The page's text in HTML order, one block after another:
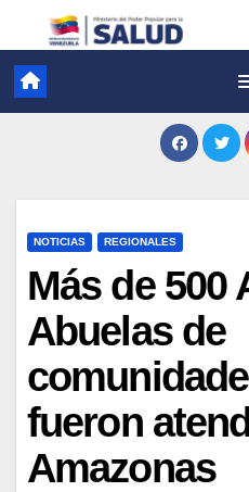
NOTICIAS REGIONALES
Más de 500
Abuelas de
fueron
Amazonas